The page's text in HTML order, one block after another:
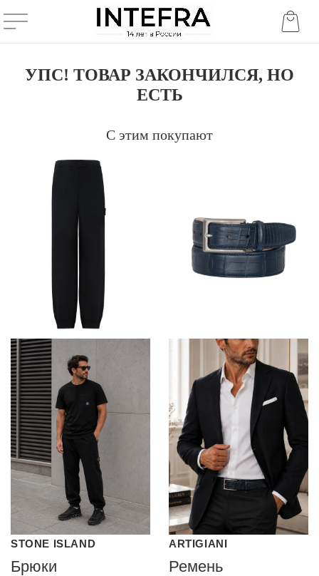
УПС! ТОВАР ЗАКОНЧИЛСЯ, НО
ЕСТЬ
С этим покупают
STONE ISLAND
Брюки
ARTIGIANI
Ремень